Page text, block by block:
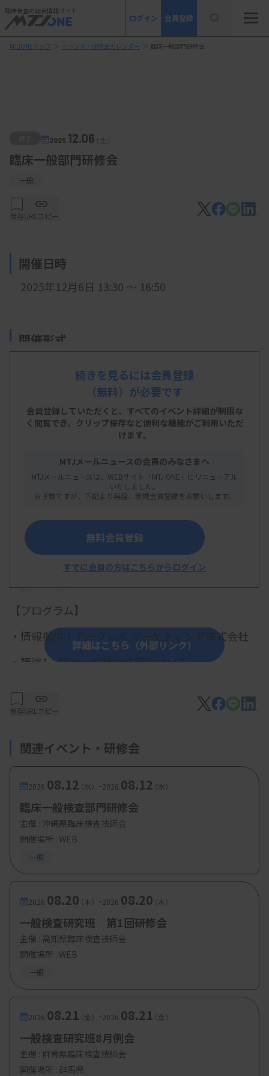
臨床検査の総合情報サイト
ログイン 会員登録
MTJONEトップ ＞ イベント・研修会カレンダー ＞ 臨床一般部門研修会
2025. 12.06（土）
臨床一般部門研修会
一般
保存URLコピー
開催日時
2025年12月6日 13:30 ～ 16:50
開催形式
会 場
新潟大学医学部保健学科 B41講義室
新潟市中央区旭町通2番町746
新潟県臨床検査技師会
概 要
【プログラム】
・情報提供：アークレイ マーケティング株式会社
・講演1：認定一般検査技師について
(2)中川真奈美技師（新潟大学医歯学総合病
院）
・講演2：～尿沈渣や血液データ等と腎炎･腎障害
との関連性を実症例を元に読み解く～
小黒徳也技師（立川綜合病院）
・講演3：目指せ‼尿沈渣検査の効率化(仮)
菱木光太郎技師（東京慈恵会医科大学）
【参加費・定員など】
・参加費：会員500円、非会員1500円
・定 員：100名
詳細はこちら（外部リンク）
続きを見るには会員登録
（無料）が必要です
会員登録していただくと、すべてのイベント詳細が制限な
く閲覧でき、 クリップ保存など便利な機能がご利用いただ
けます。
MTJメールニュースの会員のみなさまへ
MTJメールニュースは、WEBサイト「MTJ ONE」にリニューアル
いたしました。
お手数ですが、下記より再度、新規会員登録をお願いします。
無料会員登録
すでに会員の方はこちらからログイン
保存URLコピー
関連イベント・研修会
2026. 08.12（水） -2026. 08.12（水）
臨床一般検査部門研修会
主催 : 沖縄県臨床検査技師会
開催場所 : WEB
一般
2026. 08.20（木） -2026. 08.20（木）
一般検査研究班 第1回研修会
主催 : 高知県臨床検査技師会
開催場所 : WEB
一般
2026. 08.21（金） -2026. 08.21（金）
一般検査研究班8月例会
主催 : 群馬県臨床検査技師会
開催場所 : 群馬県